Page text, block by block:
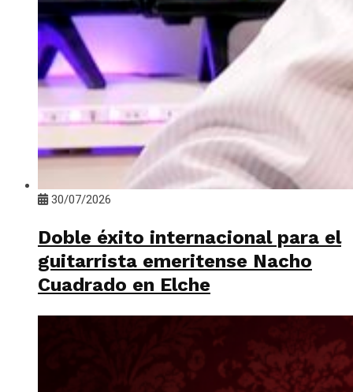
30/07/2026
Doble éxito internacional para el
guitarrista emeritense Nacho
Cuadrado en Elche